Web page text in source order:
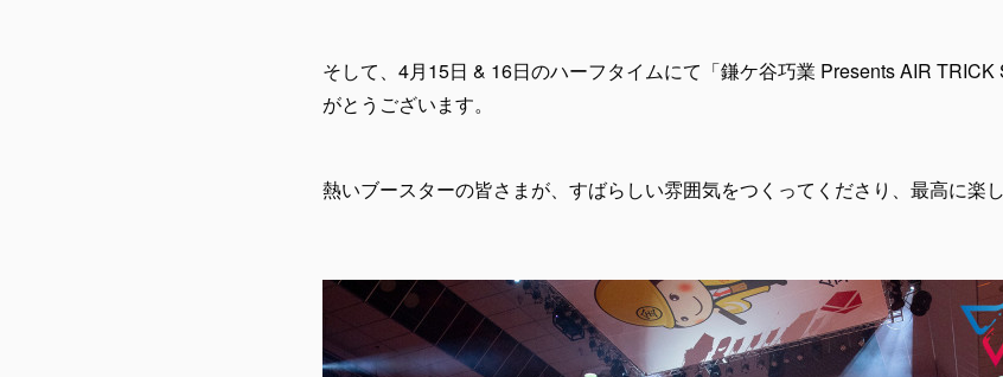
そして、4月15日 & 16日のハーフタイムにて「鎌ケ谷巧業 Presents AIR TRICK
がとうございます。
熱いブースターの皆さまが、すばらしい雰囲気をつくってくださり、最高に楽